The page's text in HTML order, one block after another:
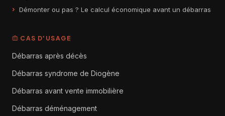
Démonter ou pas ? Le calcul économique avant un débarras
CAS D'USAGE
Débarras après décès
Débarras syndrome de Diogène
Débarras avant vente immobilière
Débarras déménagement